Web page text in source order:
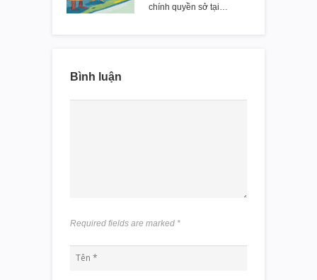
chính quyền sở tại…
Bình luận
Required fields are marked *